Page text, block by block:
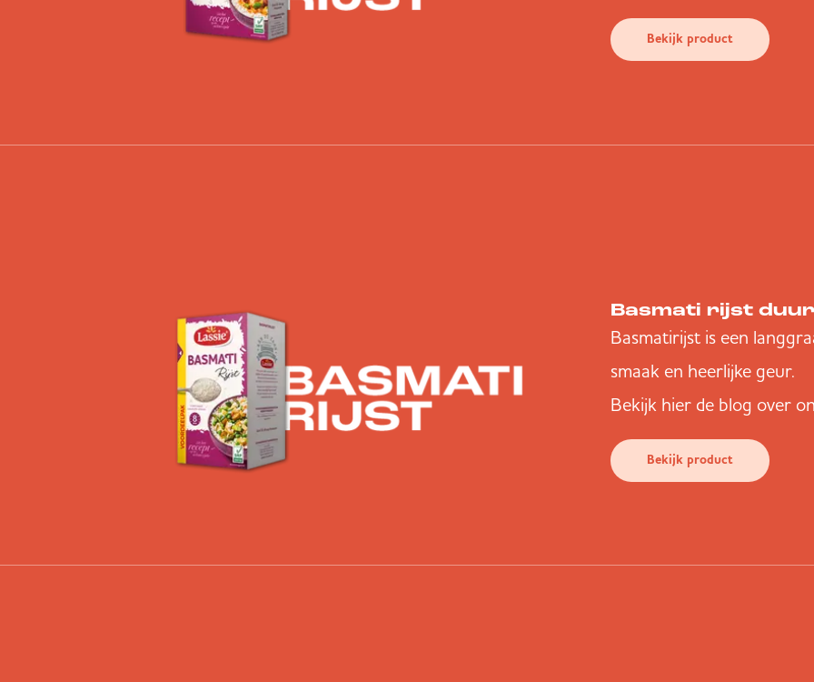
Bekijk product
Basmati rijst
Basmatirijst is een
smaak en heerlijke geur.
Bekijk hier de blog over
Bekijk product